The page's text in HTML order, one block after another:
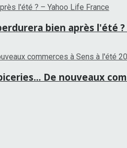
bien après l'été ?
De nouveaux